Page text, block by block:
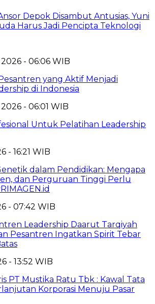
Depok Disambut Antusias, Yuni
Harus Jadi Pencipta Teknologi
- 06:06 WIB
yang Aktif Menjadi
di Indonesia
- 06:01 WIB
Untuk Pelatihan Leadership
- 16:21 WIB
dalam Pendidikan: Mengapa
dan Perguruan Tinggi Perlu
- 07:42 WIB
Leadership Daarut Tarqiyah
Pesantren Ingatkan Spirit Tebar
- 13:52 WIB
PT Mustika Ratu Tbk : Kawal Tata
Korporasi Menuju Pasar